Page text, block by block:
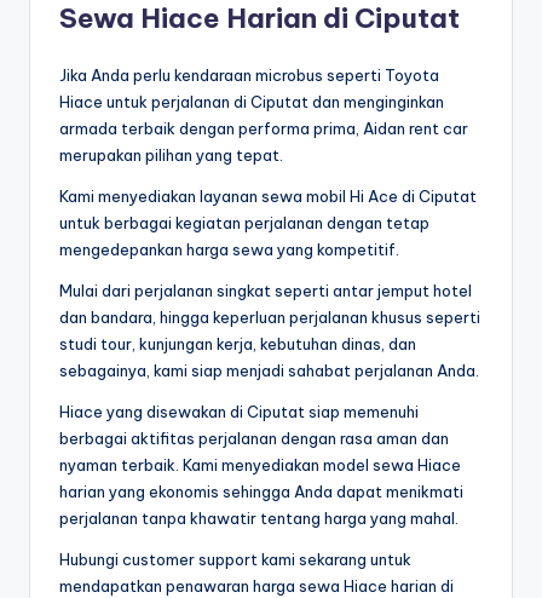
Sewa Hiace Harian di Ciputat
Jika Anda perlu kendaraan microbus seperti Toyota
Hiace untuk perjalanan di Ciputat dan menginginkan
armada terbaik dengan performa prima, Aidan rent car
merupakan pilihan yang tepat.
Kami menyediakan layanan sewa mobil Hi Ace di Ciputat
untuk berbagai kegiatan perjalanan dengan tetap
mengedepankan harga sewa yang kompetitif.
Mulai dari perjalanan singkat seperti antar jemput hotel
dan bandara, hingga keperluan perjalanan khusus seperti
studi tour, kunjungan kerja, kebutuhan dinas, dan
sebagainya, kami siap menjadi sahabat perjalanan Anda.
Hiace yang disewakan di Ciputat siap memenuhi
berbagai aktifitas perjalanan dengan rasa aman dan
nyaman terbaik. Kami menyediakan model sewa Hiace
harian yang ekonomis sehingga Anda dapat menikmati
perjalanan tanpa khawatir tentang harga yang mahal.
Hubungi customer support kami sekarang untuk
mendapatkan penawaran harga sewa Hiace harian di